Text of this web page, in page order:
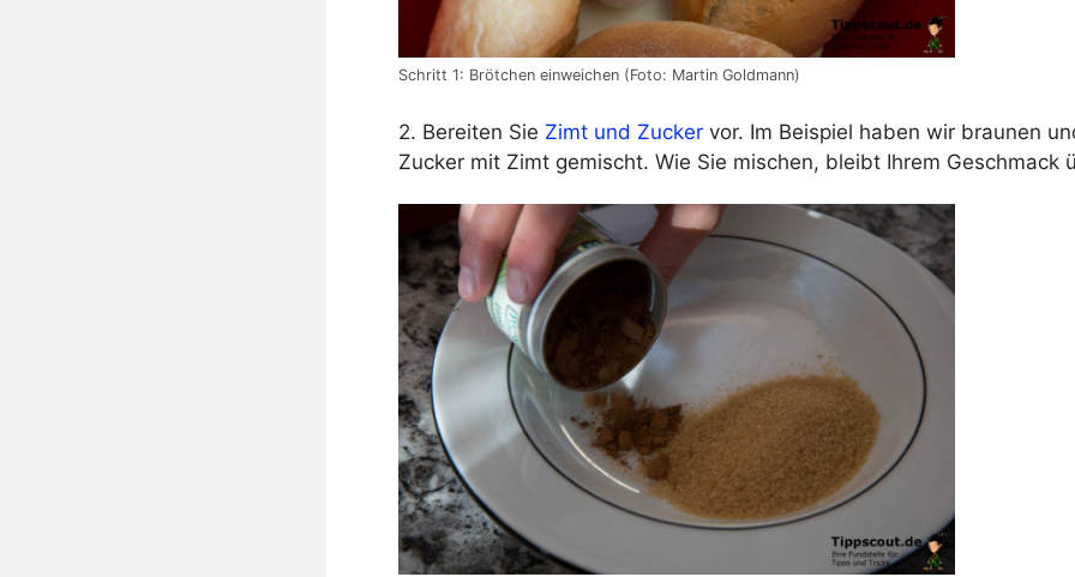
Schritt 1: Brötchen einweichen (Foto: Martin Goldmann)
2. Bereiten Sie Zimt und Zucker vor. Im Beispiel haben wir braunen
Zucker mit Zimt gemischt. Wie Sie mischen, bleibt Ihrem Geschmack